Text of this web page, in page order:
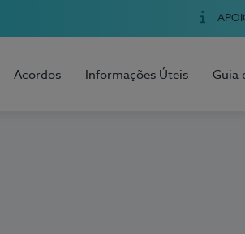
Acordos Informações Úteis Guia